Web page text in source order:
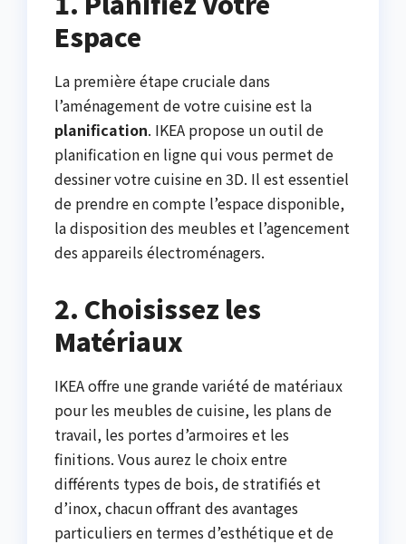
Espace
La première étape cruciale dans
l’aménagement de votre cuisine est la
planification. IKEA propose un outil de
planification en ligne qui vous permet de
dessiner votre cuisine en 3D. Il est essentiel
de prendre en compte l’espace disponible,
la disposition des meubles et l’agencement
des appareils électroménagers.
2. Choisissez les
Matériaux
IKEA offre une grande variété de matériaux
pour les meubles de cuisine, les plans de
travail, les portes d’armoires et les
finitions. Vous aurez le choix entre
différents types de bois, de stratifiés et
d’inox, chacun offrant des avantages
particuliers en termes d’esthétique et de